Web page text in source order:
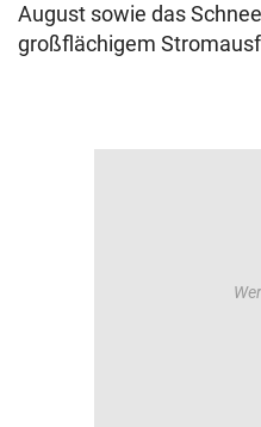
August sowie das
großflächigem